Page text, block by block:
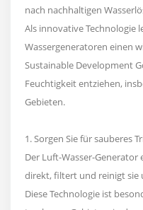
nach nachhaltigen
Als innovative Technologie
Wassergeneratoren einen
Sustainable Development
Feuchtigkeit entziehen,
Gebieten.
1. Sorgen Sie für sauberes
Der Luft-Wasser-
direkt, filtert und reinigt sie
Diese Technologie ist